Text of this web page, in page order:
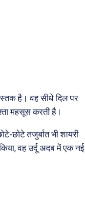
है। वह सीधे दिल पर
महसूस करती है।
छोटे तजुर्बात भी शायरी
वह उर्दू अदब में एक नई